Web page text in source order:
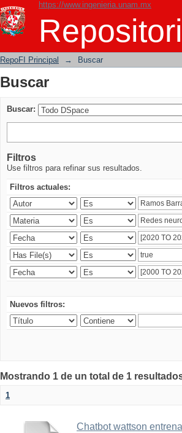
https://www.ingenieria.unam.mx
Buscar
RepoFI Principal → Buscar
Buscar
Buscar:
Filtros
Use filtros para refinar sus resultados.
Filtros actuales:
Nuevos filtros:
Mostrando 1 de un total de 1
1
Chatbot wattson